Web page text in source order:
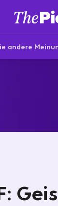
andere